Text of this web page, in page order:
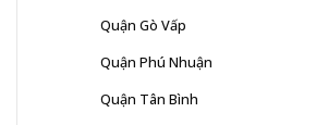
Quận Gò Vấp
Quận Phú Nhuận
Quận Tân Bình